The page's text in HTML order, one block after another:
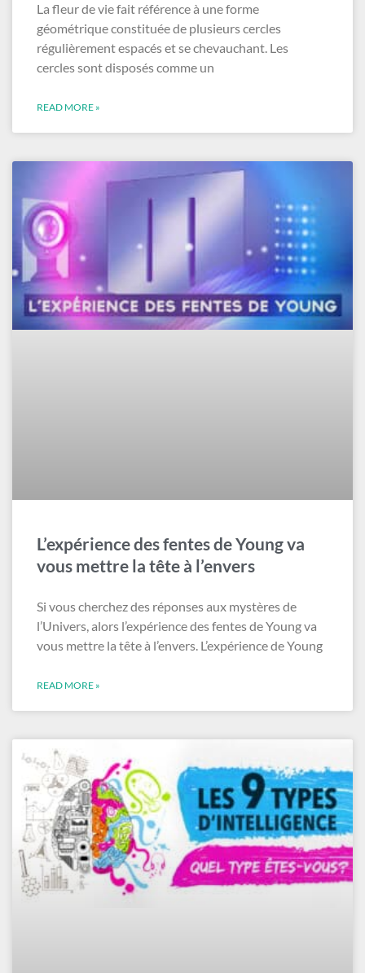
La fleur de vie fait référence à une forme
géométrique constituée de plusieurs cercles
régulièrement espacés et se chevauchant. Les
cercles sont disposés comme un
READ MORE »
L’expérience des fentes de Young va
vous mettre la tête à l’envers
Si vous cherchez des réponses aux mystères de
l’Univers, alors l’expérience des fentes de Young va
vous mettre la tête à l’envers. L’expérience de Young
READ MORE »